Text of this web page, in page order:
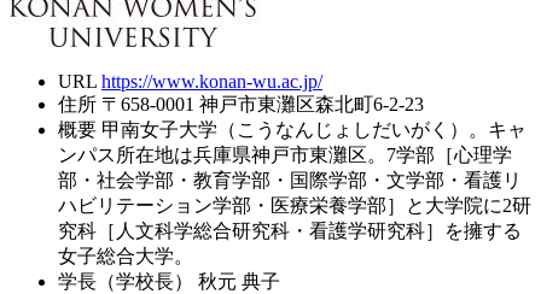
URL https://www.konan-wu.ac.jp/
住所 〒658-0001 神戸市東灘区森北町6-2-23
概要 甲南女子大学（こうなんじょしだいがく）。キャ
ンパス所在地は兵庫県神戸市東灘区。7学部［心理学
部・社会学部・教育学部・国際学部・文学部・看護リ
ハビリテーション学部・医療栄養学部］と大学院に2研
究科［人文科学総合研究科・看護学研究科］を擁する
女子総合大学。
学長（学校長）
秋元 典子